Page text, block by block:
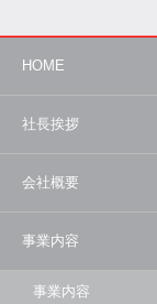
HOME
社長挨拶
会社概要
事業内容
事業内容